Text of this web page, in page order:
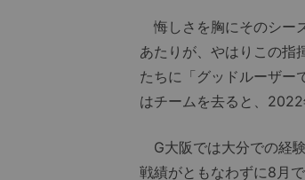
悔しさを胸にそのシー
あたりが、やはりこの指
たちに「グッドルーザー
はチームを去ると、2022
G大阪では大分での経
戦績がともなわずに8月